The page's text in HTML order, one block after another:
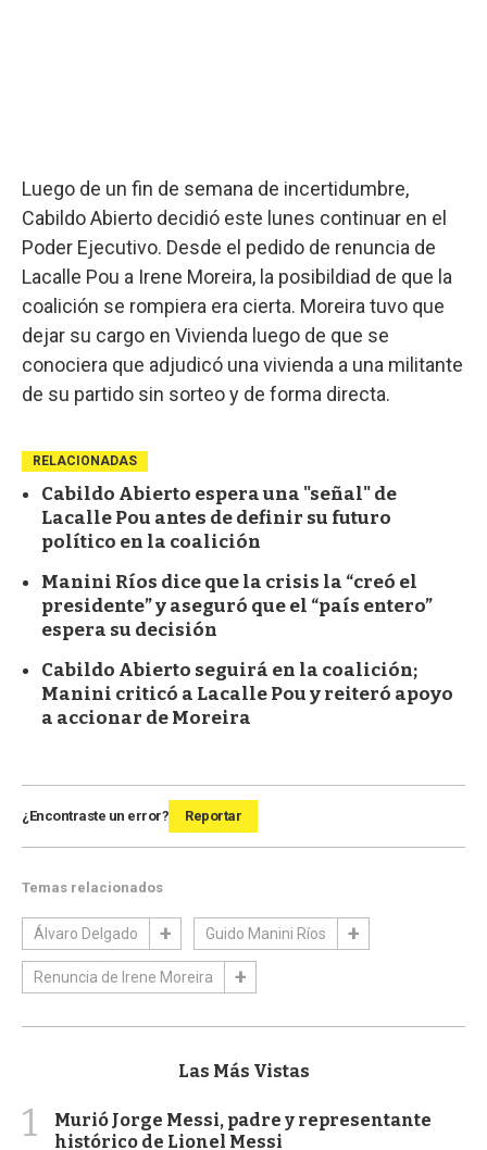
Luego de un fin de semana de incertidumbre,
Cabildo Abierto decidió este lunes continuar en el
Poder Ejecutivo. Desde el pedido de renuncia de
Lacalle Pou a Irene Moreira, la posibildiad de que la
coalición se rompiera era cierta. Moreira tuvo que
dejar su cargo en Vivienda luego de que se
conociera que adjudicó una vivienda a una militante
de su partido sin sorteo y de forma directa.
RELACIONADAS
Cabildo Abierto espera una "señal" de
Lacalle Pou antes de definir su futuro
político en la coalición
Manini Ríos dice que la crisis la “creó el
presidente” y aseguró que el “país entero”
espera su decisión
Cabildo Abierto seguirá en la coalición;
Manini criticó a Lacalle Pou y reiteró apoyo
a accionar de Moreira
¿Encontraste un error? Reportar
Temas relacionados
Álvaro Delgado Guido Manini Ríos
Renuncia de Irene Moreira
Las Más Vistas
1
Murió Jorge Messi, padre y representante
histórico de Lionel Messi